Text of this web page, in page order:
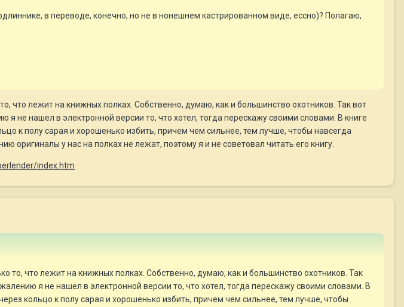
в переводе, конечно, но не в нонешнем кастрированном виде, ессно)? Полагаю,
что лежит на книжных полках. Собственно, думаю, как и большинство охотников. Так вот
не нашел в электронной версии то, что хотел, тогда перескажу своими словами. В книге
к полу сарая и хорошенько избить, причем чем сильнее, тем лучше, чтобы навсегда
оригиналы у нас на полках не лежат, поэтому я и не советовал читать его книгу.
index.htm
то, что лежит на книжных полках. Собственно, думаю, как и большинство охотников. Так
я не нашел в электронной версии то, что хотел, тогда перескажу своими словами. В
кольцо к полу сарая и хорошенько избить, причем чем сильнее, тем лучше, чтобы